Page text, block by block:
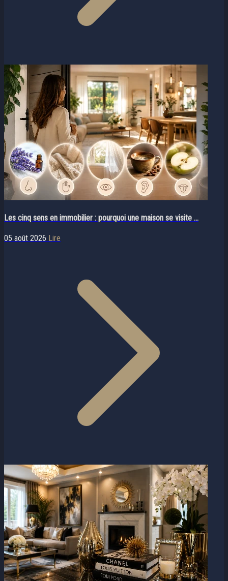
Les cinq sens en immobilier : pourquoi une maison se visite ...
05 août 2026 Lire